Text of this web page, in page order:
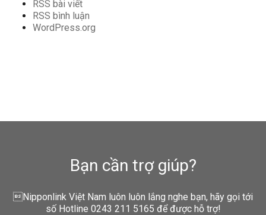
RSS bài viết
RSS bình luận
WordPress.org
Bạn cần trợ giúp?
Nipponlink Việt Nam luôn luôn lắng nghe bạn, hãy gọi tới
số Hotline 0243 211 5165 để được hỗ trợ!